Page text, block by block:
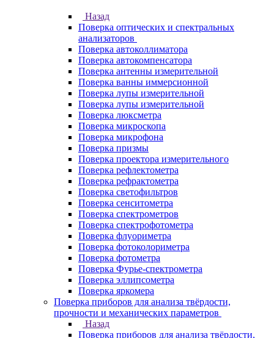
Назад
Поверка оптических и спектральных
анализаторов
Поверка автоколлиматора
Поверка автокомпенсатора
Поверка антенны измерительной
Поверка ванны иммерсионной
Поверка лупы измерительной
Поверка лупы измерительной
Поверка люксметра
Поверка микроскопа
Поверка микрофона
Поверка призмы
Поверка проектора измерительного
Поверка рефлектометра
Поверка рефрактометра
Поверка светофильтров
Поверка сенситометра
Поверка спектрометров
Поверка спектрофотометра
Поверка флуориметра
Поверка фотоколориметра
Поверка фотометра
Поверка Фурье-спектрометра
Поверка эллипсометра
Поверка яркомера
Поверка приборов для анализа твёрдости,
прочности и механических параметров
Назад
Поверка приборов для анализа твёрдости,